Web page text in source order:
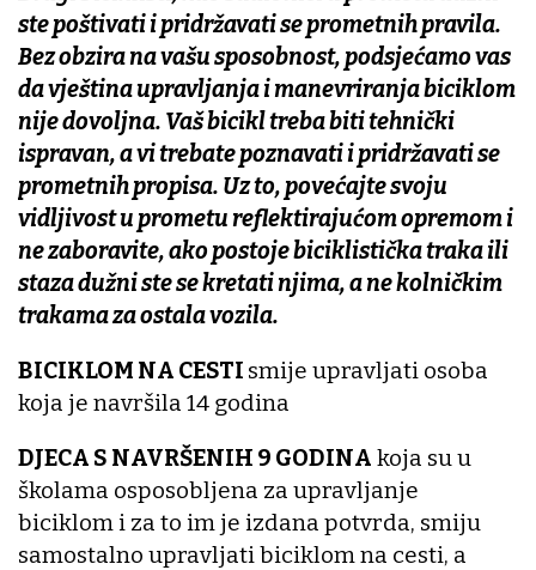
ste poštivati i pridržavati se prometnih pravila.
Bez obzira na vašu sposobnost, podsjećamo vas
da vještina upravljanja i manevriranja biciklom
nije dovoljna. Vaš bicikl treba biti tehnički
ispravan, a vi trebate poznavati i pridržavati se
prometnih propisa. Uz to, povećajte svoju
vidljivost u prometu reflektirajućom opremom i
ne zaboravite, ako postoje biciklistička traka ili
staza dužni ste se kretati njima, a ne kolničkim
trakama za ostala vozila.
BICIKLOM NA CESTI smije upravljati osoba
koja je navršila 14 godina
DJECA S NAVRŠENIH 9 GODINA koja su u
školama osposobljena za upravljanje
biciklom i za to im je izdana potvrda, smiju
samostalno upravljati biciklom na cesti, a